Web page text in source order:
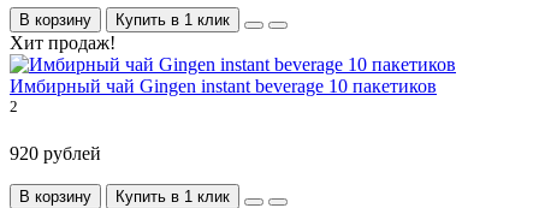
В корзину Купить в 1 клик
Хит продаж!
Имбирный чай Gingen instant beverage 10 пакетиков
2
920 рублей
В корзину Купить в 1 клик